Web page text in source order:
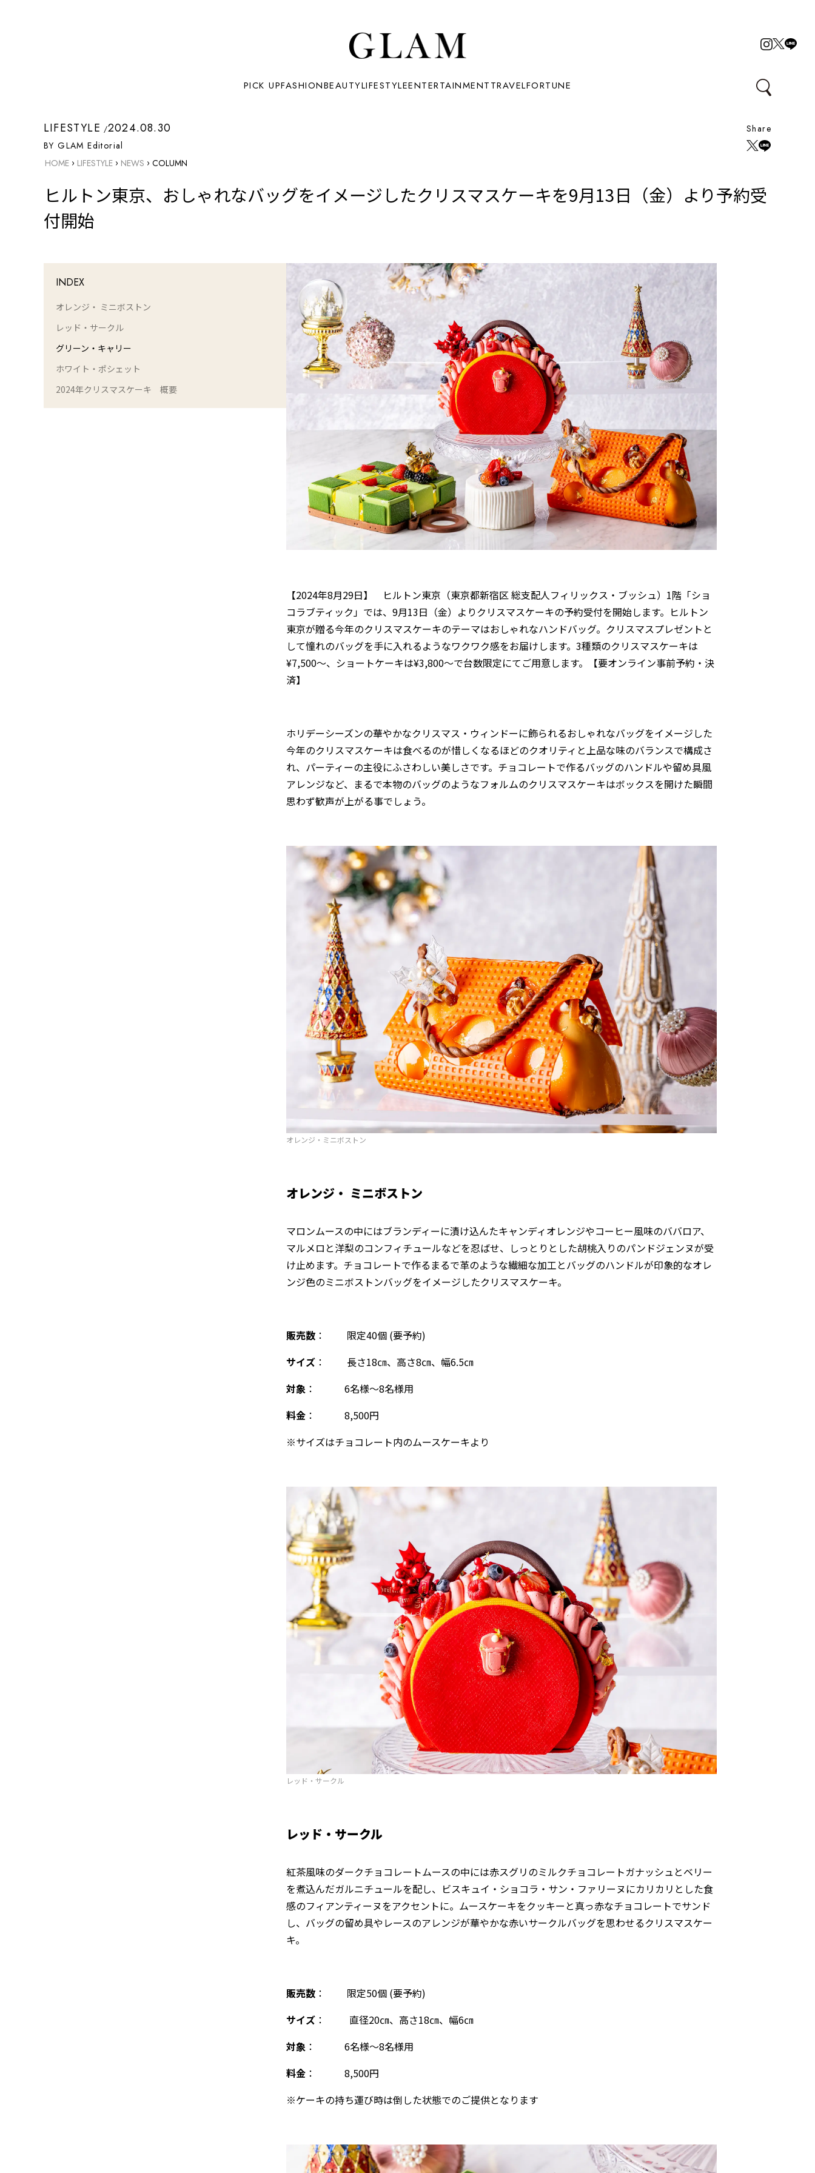
PICK UPFASHIONBEAUTYLIFESTYLEENTERTAINMENTTRAVELFORTUNE
LIFESTYLE 2024.08.30
BY GLAM Editorial
Share
HOME › LIFESTYLE › NEWS › COLUMN
ヒルトン東京、おしゃれなバッグをイメージしたクリスマスケーキを9月13日（金）より予約受
付開始
INDEX
オレンジ・ ミニボストン
レッド・サークル
グリーン・キャリー
ホワイト・ポシェット
2024年クリスマスケーキ 概要
【2024年8月29日】 ヒルトン東京（東京都新宿区 総支配人フィリックス・ブッシュ）1階「ショ
コラブティック」では、9月13日（金）よりクリスマスケーキの予約受付を開始します。ヒルトン
東京が贈る今年のクリスマスケーキのテーマはおしゃれなハンドバッグ。クリスマスプレゼントと
して憧れのバッグを手に入れるようなワクワク感をお届けします。3種類のクリスマスケーキは
¥7,500～、ショートケーキは¥3,800～で台数限定にてご用意します。【要オンライン事前予約・決
済】
ホリデーシーズンの華やかなクリスマス・ウィンドーに飾られるおしゃれなバッグをイメージした
今年のクリスマスケーキは食べるのが惜しくなるほどのクオリティと上品な味のバランスで構成さ
れ、パーティーの主役にふさわしい美しさです。チョコレートで作るバッグのハンドルや留め具風
アレンジなど、まるで本物のバッグのようなフォルムのクリスマスケーキはボックスを開けた瞬間
思わず歓声が上がる事でしょう。
オレンジ・ミニボストン
オレンジ・ ミニボストン
マロンムースの中にはブランディーに漬け込んたキャンディオレンジやコーヒー風味のババロア、
マルメロと洋梨のコンフィチュールなどを忍ばせ、しっとりとした胡桃入りのパンドジェンヌが受
け止めます。チョコレートで作るまるで革のような繊細な加工とバッグのハンドルが印象的なオレ
ンジ色のミニボストンバッグをイメージしたクリスマスケーキ。
販売数 ： 限定40個 (要予約)
サイズ ： 長さ18㎝、高さ8㎝、幅6.5㎝
対象 ： 6名様～8名様用
料金 ： 8,500円
※サイズはチョコレート内のムースケーキより
レッド・サークル
レッド・サークル
紅茶風味のダークチョコレートムースの中には赤スグリのミルクチョコレートガナッシュとベリー
を煮込んだガルニチュールを配し、ビスキュイ・ショコラ・サン・ファリーヌにカリカリとした食
感のフィアンティーヌをアクセントに。ムースケーキをクッキーと真っ赤なチョコレートでサンド
し、バッグの留め具やレースのアレンジが華やかな赤いサークルバッグを思わせるクリスマスケー
キ。
販売数 ： 限定50個 (要予約)
サイズ ： 直径20㎝、高さ18㎝、幅6㎝
対象 ： 6名様～8名様用
料金 ： 8,500円
※ケーキの持ち運び時は倒した状態でのご提供となります